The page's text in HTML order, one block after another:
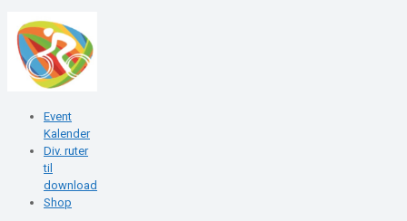
Event
Kalender
Div. ruter
til
download
Shop